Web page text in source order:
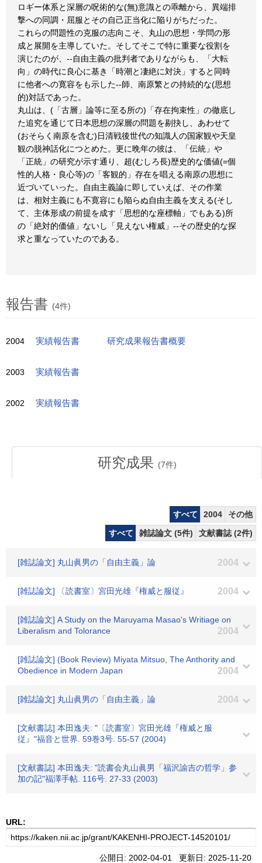
ロギー体系と深層の呪術的な(無)意識との乖離から、異端排
撃への同調・屈服とその自己正当化に陥りがちだった。
これらの問題性の克服の志向こそ、丸山の思想・学問の形
成と展開を主導していた。そしてそこで特に重要な役割を
演じたのが、--自由主義の批判者でありながらも、「大転
向」の時代に良心に基き「時潮と凄絶に対決」すると同時
に他者への寛容をも示した--師、南原繁との持続的な(思想
的)対話であった。
丸山は、(「古層」論等に至る所の)「存在拘束性」の徹底し
た追究を通じて日本思想の深層の問題を剔抉し、あわせて
(おそらく南原を含む)日清戦後世代の知識人の国家観や天皇
観の脱神話化につとめた。更に晩年の彼は、「伝統」や
「正統」の研究が示す通り、超(むしろ長)歴史的な価値(=個
性的人格・良心等)の「客観的」存在を唱える南原の思想に
近づいていった。自由主義論に即していえば、その作業
は、相対主義にも不寛容にも陥らぬ自由主義を支える(そし
て、主体形成の前提を成す「思想的な座標軸」でもある)所
の「絶対的価値」ないし「見えない権威」--その歴史的な探
求と重なっていたのである。
報告書 (4件)
2004 実績報告書 研究成果報告書概要
2003 実績報告書
2002 実績報告書
研究成果 (7件)
すべて 2004
その他
すべて
雑誌論文 (5件) 文献書誌 (2件)
[雑誌論文] 丸山眞男の「自由主義」論 2004
[雑誌論文] 〔読書室〕宮田光雄『権威と服従』 2004
[雑誌論文] A Study on the Maruyama Masao's Writiage on
Liberalism and Tolorance
2004
[雑誌論文] (Book Review) Miyata Mitsuo, The Anthority and
Obedience in Modern Japan
2004
[雑誌論文] 丸山眞男の「自由主義」論 2004
[文献書誌] 本田逸夫: "〔読書室〕宮田光雄『権威と服
従』"福音と世界. 59巻3号. 55-57 (2004)
[文献書誌] 本田逸夫: "読書会丸山眞男「福沢諭吉の哲学」参
加の記"福澤手帖. 116号. 27-33 (2003)
URL:
公開日: 2002-04-01 更新日: 2025-11-20